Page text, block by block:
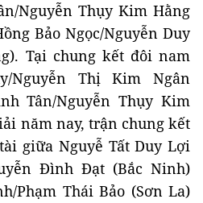
Nguyễn Thụy Kim Hằng
Bảo Ngọc/Nguyễn Duy
Tại chung kết đôi nam
Nguyễn Thị Kim Ngân
Tân/Nguyễn Thụy Kim
năm nay, trận chung kết
giữa Nguyễ Tất Duy Lợi
Đình Đạt (Bắc Ninh)
Phạm Thái Bảo (Sơn La)